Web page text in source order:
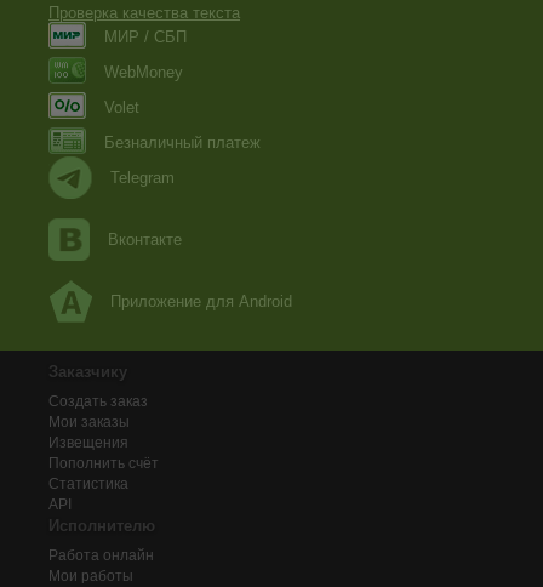
Проверка качества текста
МИР / СБП
WebMoney
Volet
Безналичный платеж
Telegram
Вконтакте
Приложение для Android
Заказчику
Создать заказ
Мои заказы
Извещения
Пополнить счёт
Статистика
API
Исполнителю
Работа онлайн
Мои работы